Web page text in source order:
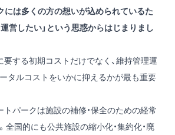
は多くの方の想いが込められているた
運営したい」という思惑からはじまりまし
要する初期コストだけでなく、維持管理運
タルコストをいかに抑えるかが最も重要
トパークは施設の補修・保全のための経常
全国的にも公共施設の縮小化・集約化・廃